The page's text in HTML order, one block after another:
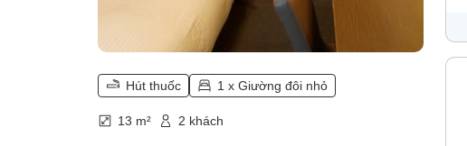
Hút thuốc 1 x Giường đôi nhỏ
13 m² 2 khách